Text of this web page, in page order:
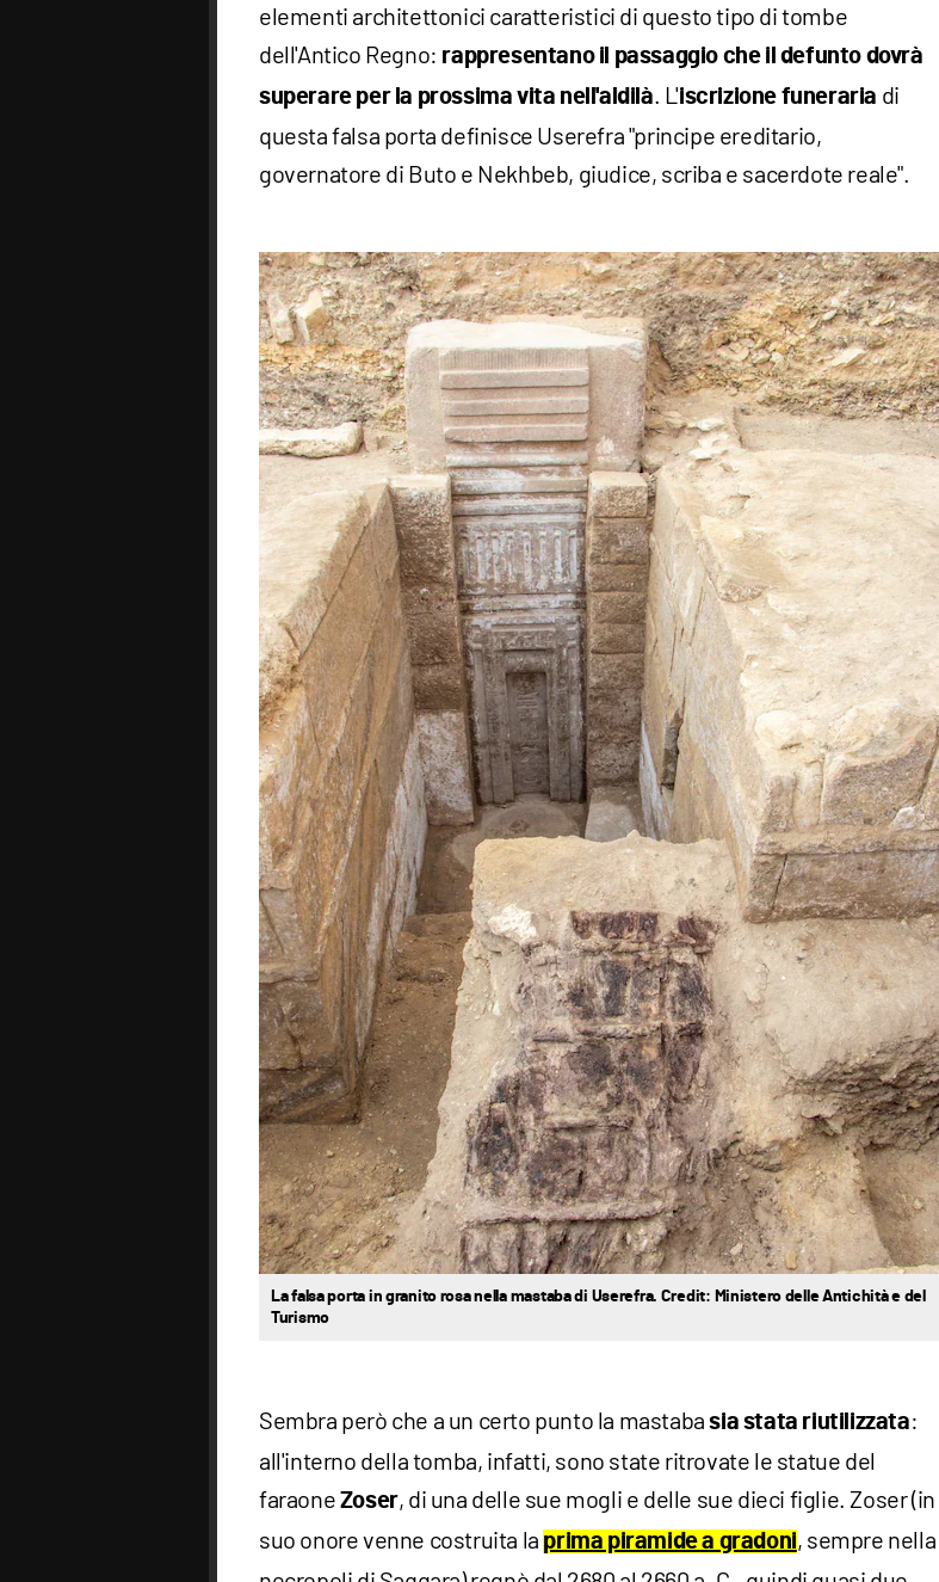
elementi architettonici caratteristici di questo tipo di tombe
dell'Antico Regno: rappresentano il passaggio che il defunto dovrà
superare per la prossima vita nell'aldilà. L'iscrizione funeraria di
questa falsa porta definisce Userefra "principe ereditario,
governatore di Buto e Nekhbeb, giudice, scriba e sacerdote reale".
La falsa porta in granito rosa nella mastaba di Userefra. Credit: Ministero delle Antichità e del
Turismo
Sembra però che a un certo punto la mastaba sia stata riutilizzata:
all'interno della tomba, infatti, sono state ritrovate le statue del
faraone Zoser, di una delle sue mogli e delle sue dieci figlie. Zoser (in
suo onore venne costruita laprima piramide a gradoni, sempre nella